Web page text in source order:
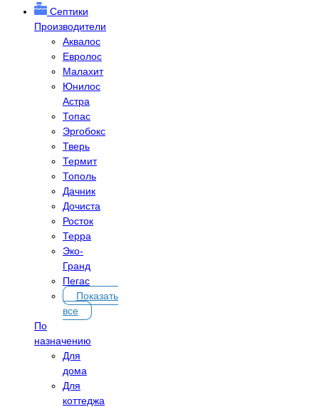
Септики
Производители
Аквалос
Евролос
Малахит
Юнилос
Астра
Топас
Эргобокс
Тверь
Термит
Тополь
Дачник
Дочиста
Росток
Терра
Эко-
Гранд
Пегас
Показать
все
По
назначению
Для
дома
Для
коттеджа